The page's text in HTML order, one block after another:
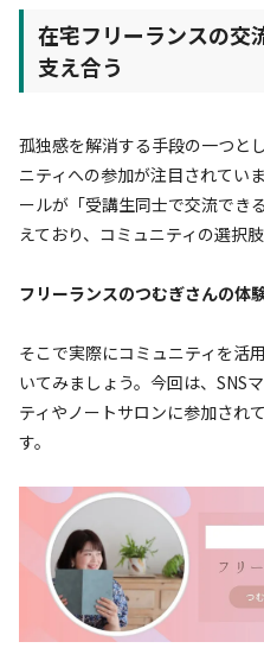
在宅フリーランスの交
支え合う
孤独感を解消する手段の一つと
ニティへの参加が注目されてい
ールが「受講生同士で交流でき
えており、コミュニティの選択
フリーランスのつむぎさんの体
そこで実際にコミュニティを活
いてみましょう。今回は、SNS
ティやノートサロンに参加され
す。